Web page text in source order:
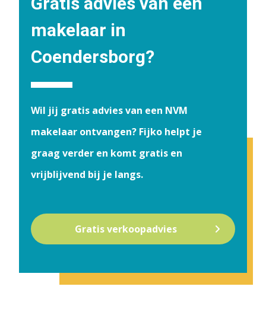
makelaar in
Coendersborg?
Wil jij gratis advies van een NVM
makelaar ontvangen? Fijko helpt je
graag verder en komt gratis en
vrijblijvend bij je langs.
Gratis verkoopadvies